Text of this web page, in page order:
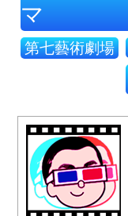
マ
第七藝術劇場